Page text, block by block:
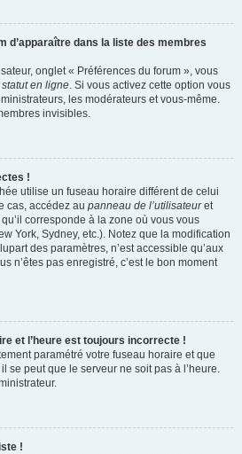
d’apparaître dans la liste des membres
onglet « Préférences du forum », vous
en ligne. Si vous activez cette option vous
les modérateurs et vous-même.
invisibles.
!
utilise un fuseau horaire différent de celui
cas, accédez au panneau de l’utilisateuret
corresponde à la zone où vous vous
York, Sydney, etc.). Notez que la modification
des paramètres, n’est accessible qu’aux
n’êtes pas enregistré, c’est le bon moment
et l’heure est toujours incorrecte !
paramétré votre fuseau horaire et que
se peut que le serveur ne soit pas à l’heure.
!